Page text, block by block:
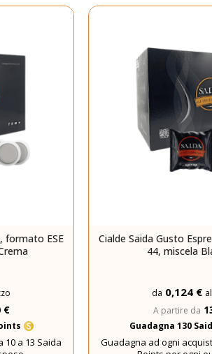
formato ESE
€
a 13 Saida
Cialde Saida Gusto
44, miscela
da 0,124 €
A partire da
Guadagna 130
Guadagna ad ogni